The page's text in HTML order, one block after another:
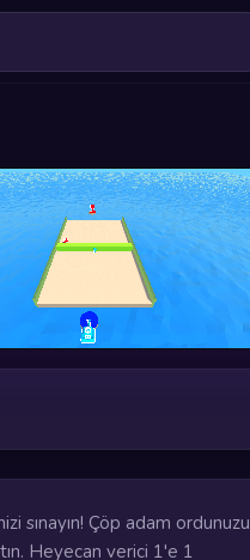
sınayın! Çöp adam ordunuzu
Heyecan verici 1'e 1